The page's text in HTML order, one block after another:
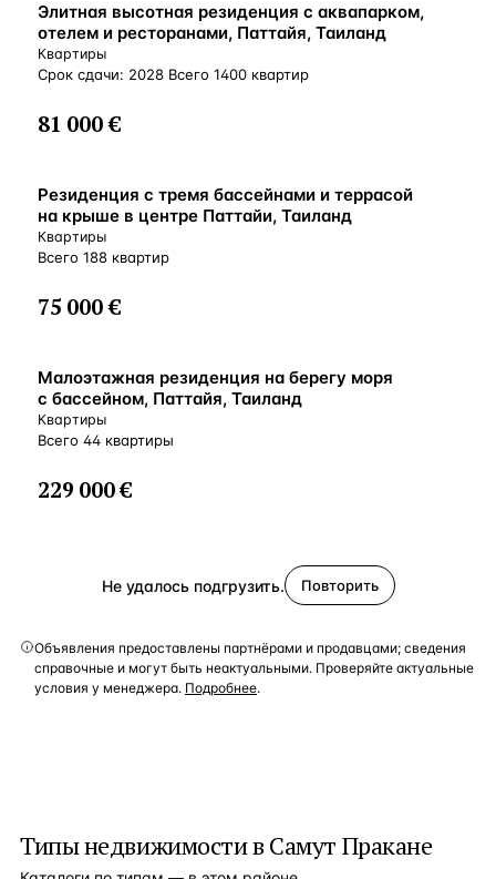
Элитная высотная резиденция с аквапарком,
отелем и ресторанами, Паттайя, Таиланд
Квартиры
Срок сдачи: 2028 Всего 1400 квартир
81 000 €
Резиденция с тремя бассейнами и террасой
на крыше в центре Паттайи, Таиланд
Квартиры
Всего 188 квартир
75 000 €
Малоэтажная резиденция на берегу моря
с бассейном, Паттайя, Таиланд
Квартиры
Всего 44 квартиры
229 000 €
Не удалось подгрузить. Повторить
Объявления предоставлены партнёрами и продавцами; сведения
справочные и могут быть неактуальными. Проверяйте актуальные
условия у менеджера. Подробнее.
Типы недвижимости в Самут Пракане